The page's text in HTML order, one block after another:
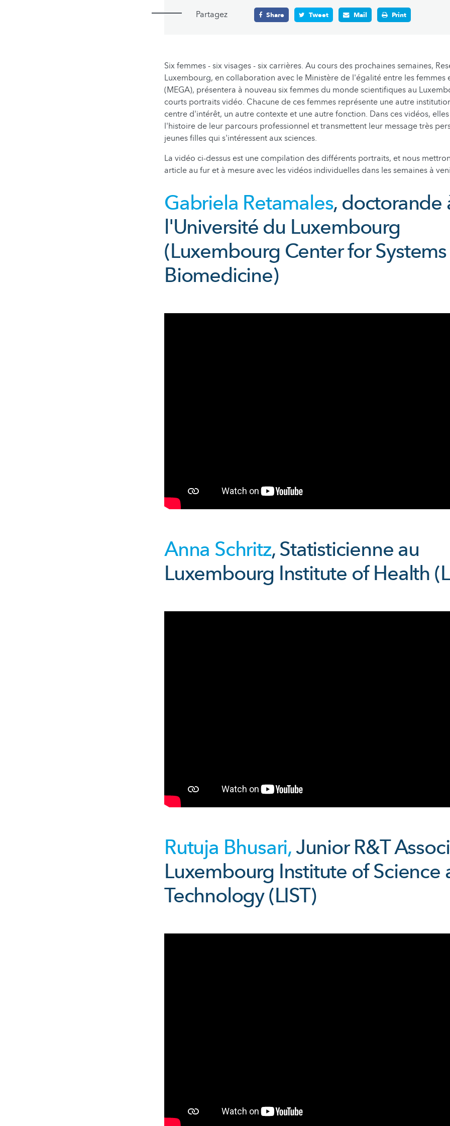
Partagez Share Tweet Mail Print
Six femmes - six visages - six carrières. Au cours des prochaines semaines,
Luxembourg, en collaboration avec le Ministère de l'égalité entre les femmes
(MEGA), présentera à nouveau six femmes du monde scientifiques au
courts portraits vidéo. Chacune de ces femmes représente une autre
centre d'intérêt, un autre contexte et une autre fonction. Dans ces vidéos,
l'histoire de leur parcours professionnel et transmettent leur message très
jeunes filles qui s'intéressent aux sciences.
La vidéo ci-dessus est une compilation des différents portraits, et nous
article au fur et à mesure avec les vidéos individuelles dans les semaines à
Gabriela Retamales, doctorande
l'Université du Luxembourg
(Luxembourg Center for Systems
Biomedicine)
Anna Schritz, Statisticienne au
Luxembourg Institute of Health
Rutuja Bhusari,Junior R&T
Luxembourg Institute of Science
Technology (LIST)